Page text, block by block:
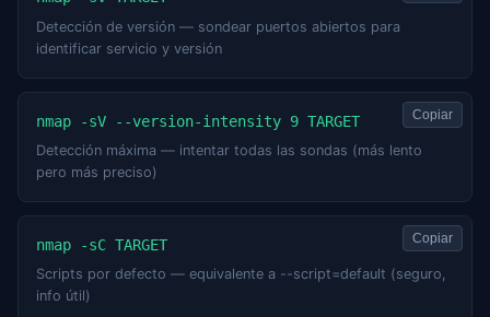
Detección de versión — sondear puertos abiertos para
identificar servicio y versión
nmap -sV --version-intensity 9 TARGET
Detección máxima — intentar todas las sondas (más lento
pero más preciso)
Copiar
nmap -sC TARGET
Scripts por defecto — equivalente a --script=default (seguro,
info útil)
Copiar